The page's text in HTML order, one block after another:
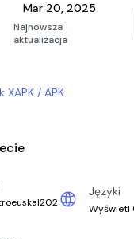
Mar 20, 2025
Najnowsza
aktualizacja
/ APK
Języki
Wyświetl